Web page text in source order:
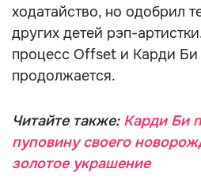
ходатайство, но одобрил
других детей рэп-
процесс Offset и Карди
продолжается.
Читайте также: Карди Би
пуповину своего
золотое украшение